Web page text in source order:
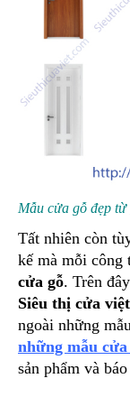
Mẫu cửa gỗ đẹp
Tất nhiên còn
kế mà mỗi công
cửa gỗ. Trên
Siêu thị cửa việt
ngoài những
những mẫu cửa
sản phẩm và